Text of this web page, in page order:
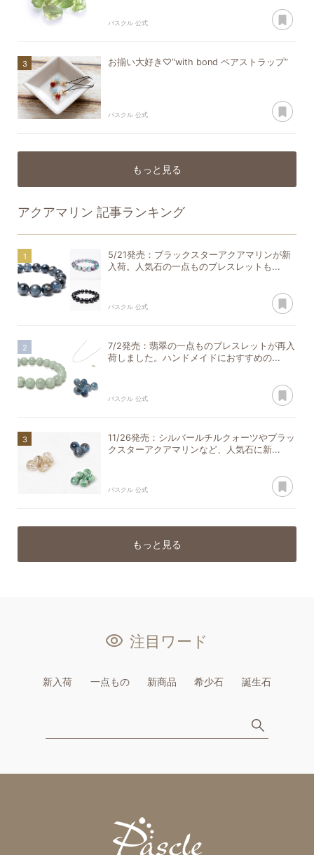
パスクル 公式
お揃い大好き♡“with bond ペアストラップ”
パスクル 公式
もっと見る
アクアマリン 記事ランキング
5/21発売：ブラックスターアクアマリンが新
入荷。人気石の一点ものブレスレットも...
パスクル 公式
7/2発売：翡翠の一点ものブレスレットが再入
荷しました。ハンドメイドにおすすめの...
パスクル 公式
11/26発売：シルバールチルクォーツやブラッ
クスターアクアマリンなど、人気石に新...
パスクル 公式
もっと見る
注目ワード
新入荷 一点もの 新商品 希少石 誕生石